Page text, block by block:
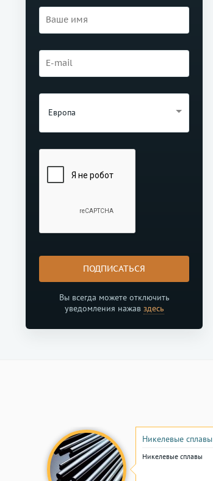
Европа
ПОДПИСАТЬСЯ
Вы всегда можете отключить
уведомления нажав здесь
Никелевые сплавы
Никелевые сплавы